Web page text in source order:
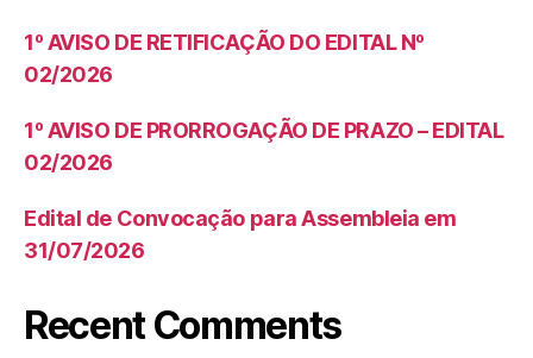
1º AVISO DE RETIFICAÇÃO DO EDITAL Nº
02/2026
1º AVISO DE PRORROGAÇÃO DE PRAZO – EDITAL
02/2026
Edital de Convocação para Assembleia em
31/07/2026
Recent Comments